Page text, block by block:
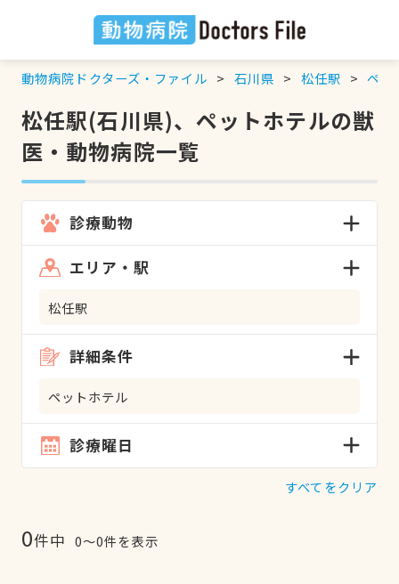
動物病院ドクターズ・ファイル 石川県 松任駅 ペッ
松任駅(石川県)、ペットホテルの獣
医・動物病院一覧
診療動物
エリア・駅
松任駅
詳細条件
ペットホテル
診療曜日
すべてをクリア
0件中 0〜0件を表示